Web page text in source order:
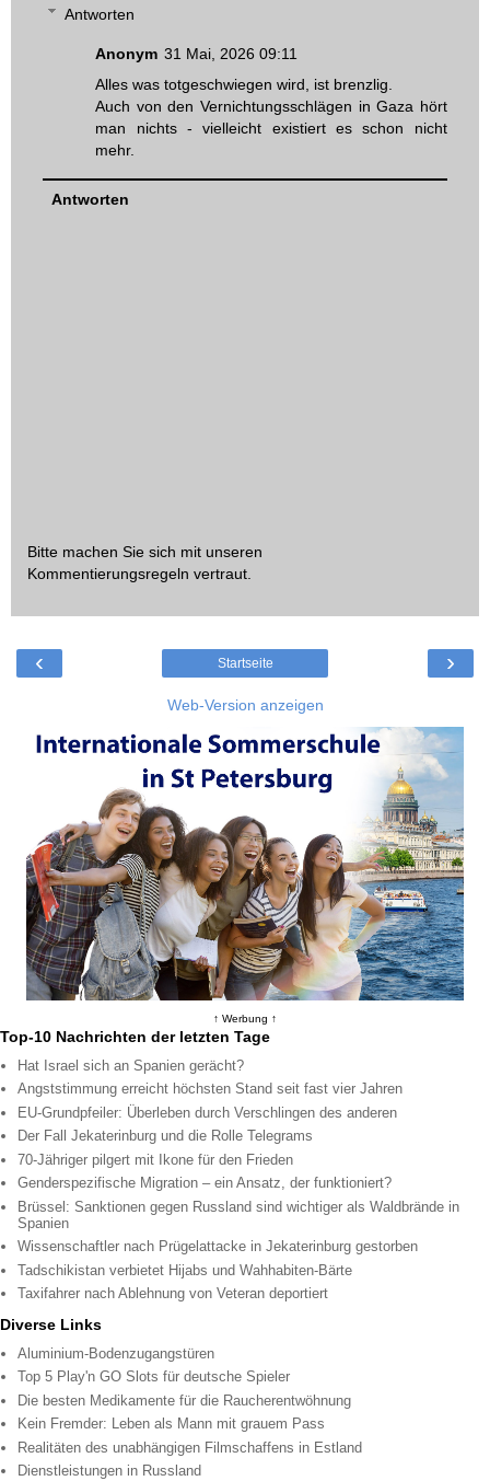
Antworten
Anonym 31 Mai, 2026 09:11
Alles was totgeschwiegen wird, ist brenzlig.
Auch von den Vernichtungsschlägen in Gaza hört
man nichts - vielleicht existiert es schon nicht
mehr.
Antworten
Bitte machen Sie sich mit unseren
Kommentierungsregeln vertraut.
‹ ›
Startseite
Web-Version anzeigen
↑ Werbung ↑
Top-10 Nachrichten der letzten Tage
Hat Israel sich an Spanien gerächt?
Angststimmung erreicht höchsten Stand seit fast vier Jahren
EU-Grundpfeiler: Überleben durch Verschlingen des anderen
Der Fall Jekaterinburg und die Rolle Telegrams
70-Jähriger pilgert mit Ikone für den Frieden
Genderspezifische Migration – ein Ansatz, der funktioniert?
Brüssel: Sanktionen gegen Russland sind wichtiger als Waldbrände in
Spanien
Wissenschaftler nach Prügelattacke in Jekaterinburg gestorben
Tadschikistan verbietet Hijabs und Wahhabiten-Bärte
Taxifahrer nach Ablehnung von Veteran deportiert
Diverse Links
Aluminium-Bodenzugangstüren
Top 5 Play'n GO Slots für deutsche Spieler
Die besten Medikamente für die Raucherentwöhnung
Kein Fremder: Leben als Mann mit grauem Pass
Realitäten des unabhängigen Filmschaffens in Estland
Dienstleistungen in Russland